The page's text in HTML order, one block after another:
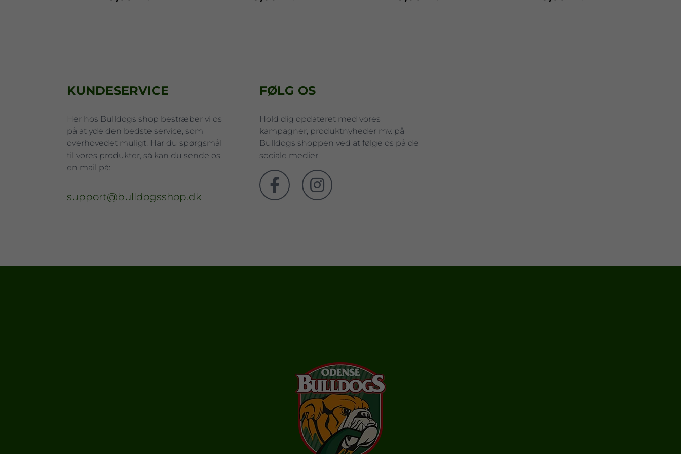
KUNDESERVICE
Her hos Bulldogs shop bestræber vi os
på at yde den bedste service, som
overhovedet muligt. Har du spørgsmål
til vores produkter, så kan du sende os
en mail på:
support@bulldogsshop.dk
FØLG OS
Hold dig opdateret med vores
kampagner, produktnyheder mv. på
Bulldogs shoppen ved at følge os på de
sociale medier.